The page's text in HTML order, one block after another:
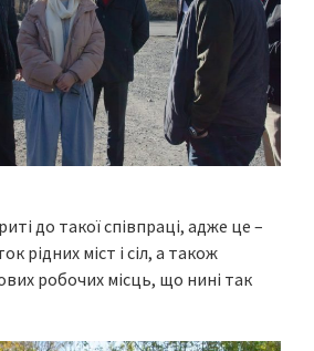
до такої співпраці, адже це –
рідних міст і сіл, а також
робочих місць, що нині так